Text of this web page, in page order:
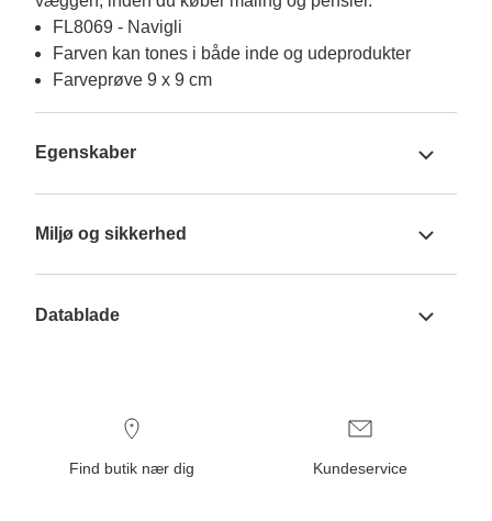
FL8069 - Navigli
Farven kan tones i både inde og udeprodukter
Farveprøve 9 x 9 cm
Egenskaber
Miljø og sikkerhed
Datablade
Find butik nær dig Kundeservice